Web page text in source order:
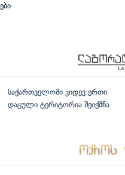
საქართველოში კიდევ ერთი
დაცული ტერიტორია შეიქმნა